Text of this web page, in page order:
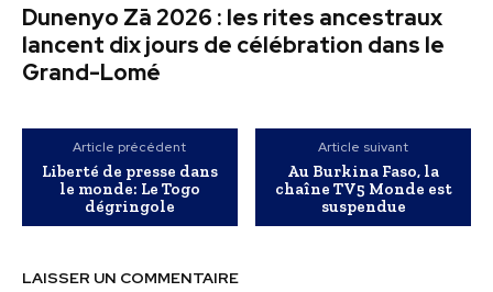
Dunenyo Zā 2026 : les rites ancestraux
lancent dix jours de célébration dans le
Grand-Lomé
Article précédent
Liberté de presse dans
le monde: Le Togo
dégringole
Article suivant
Au Burkina Faso, la
chaîne TV5 Monde est
suspendue
LAISSER UN COMMENTAIRE